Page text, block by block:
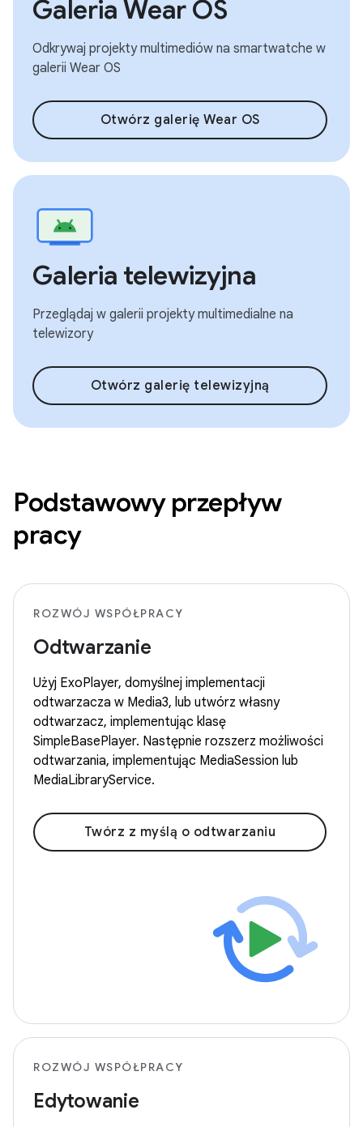
Galeria Wear OS
Odkrywaj projekty multimediów na smartwatche w
galerii Wear OS
Otwórz galerię Wear OS
Galeria telewizyjna
Przeglądaj w galerii projekty multimedialne na
telewizory
Otwórz galerię telewizyjną
Podstawowy przepływ
pracy
ROZWÓJ WSPÓŁPRACY
Odtwarzanie
Użyj ExoPlayer, domyślnej implementacji
odtwarzacza w Media3, lub utwórz własny
odtwarzacz, implementując klasę
SimpleBasePlayer. Następnie rozszerz możliwości
odtwarzania, implementując MediaSession lub
MediaLibraryService.
Twórz z myślą o odtwarzaniu
ROZWÓJ WSPÓŁPRACY
Edytowanie